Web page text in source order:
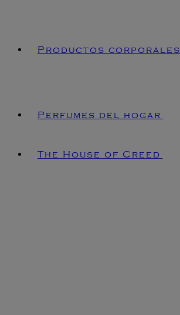
Productos
Perfumes del hogar
The House of Creed